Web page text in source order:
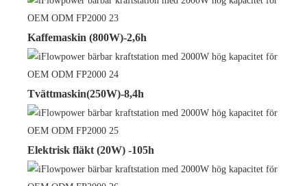
Kaffemaskin (800W)-2,6h
Tvättmaskin(250W)-8,4h
Elektrisk fläkt (20W) -105h